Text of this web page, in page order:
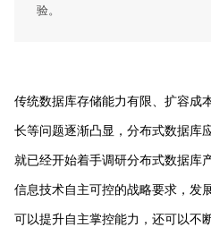
验。
传统数据库存储能力有限、扩容成
长等问题逐渐凸显，分布式数据库
就已经开始着手调研分布式数据库
信息技术自主可控的战略要求，发
可以提升自主掌控能力，还可以不